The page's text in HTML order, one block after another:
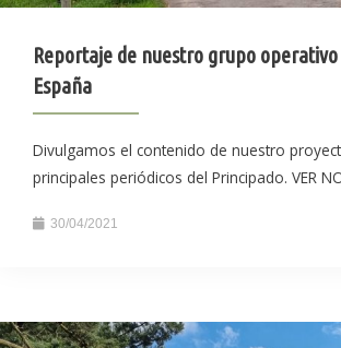
Reportaje de nuestro grupo
España
Divulgamos el contenido de nuestro
principales periódicos del Principado. VER
30/04/2021